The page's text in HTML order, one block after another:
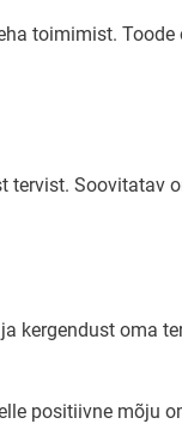
toimimist.
oma
positiivne mõju